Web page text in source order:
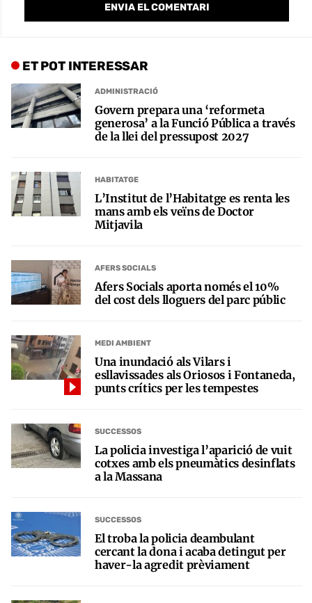
ET POT INTERESSAR
ADMINISTRACIÓ
Govern prepara una ‘reformeta
generosa’ a la Funció Pública a través
de la llei del pressupost 2027
HABITATGE
L’Institut de l’Habitatge es renta les
mans amb els veïns de Doctor
Mitjavila
AFERS SOCIALS
Afers Socials aporta només el 10%
del cost dels lloguers del parc públic
MEDI AMBIENT
Una inundació als Vilars i
esllavissades als Oriosos i Fontaneda,
punts crítics per les tempestes
SUCCESSOS
La policia investiga l’aparició de vuit
cotxes amb els pneumàtics desinflats
a la Massana
SUCCESSOS
El troba la policia deambulant
cercant la dona i acaba detingut per
haver-la agredit prèviament